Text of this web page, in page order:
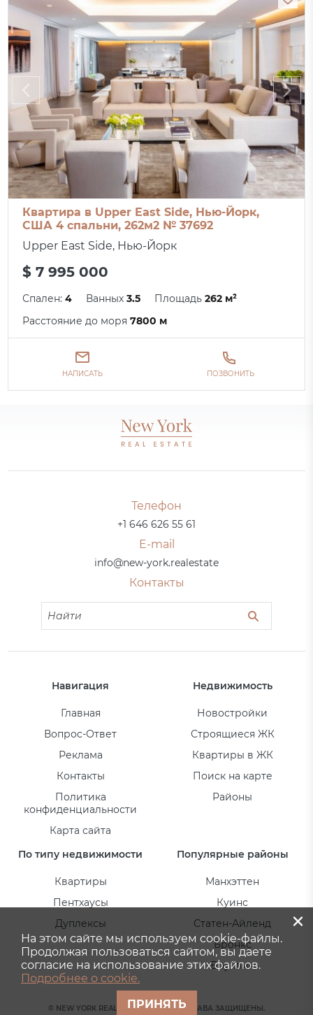
Квартира в Upper East Side, Нью-Йорк,
США 4 спальни, 262м2 № 37692
Upper East Side, Нью-Йорк
$ 7 995 000
Спален:4 Ванных3.5 Площадь262 м²
Расстояние до моря7800 м
НАПИСАТЬ ПОЗВОНИТЬ
Телефон
+1 646 626 55 61
E-mail
info@new-york.realestate
Контакты
Навигация
Главная
Вопрос-Ответ
Реклама
Контакты
Политика
конфиденциальности
Карта сайта
Недвижимость
Новостройки
Строящиеся ЖК
Квартиры в ЖК
Поиск на карте
Районы
По типу недвижимости
Квартиры
Пентхаусы
Дуплексы
Популярные районы
Манхэттен
Куинс
Статен-Айленд
Бронкс
Бруклин
© NEW YORK REAL ESTATE 2026. ВСЕ ПРАВА ЗАЩИЩЕНЫ.
×
На этом сайте мы используем cookie-файлы.
Продолжая пользоваться сайтом, вы даете
согласие на использование этих файлов.
Подробнее о cookie.
ПРИНЯТЬ